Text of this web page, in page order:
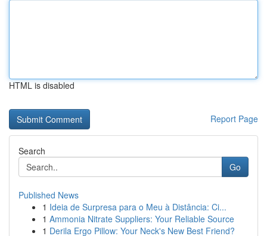
HTML is disabled
Report Page
Search
Go
Published News
1 Ideia de Surpresa para o Meu à Distância: Ci...
1 Ammonia Nitrate Suppliers: Your Reliable Source
1 Derila Ergo Pillow: Your Neck's New Best Friend?